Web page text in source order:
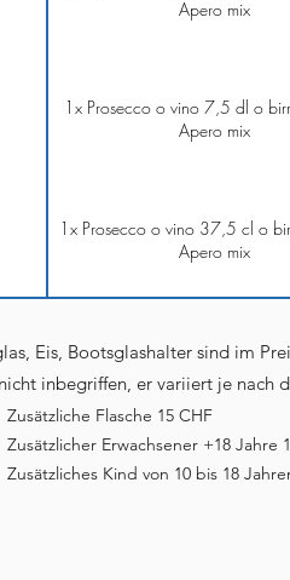
Apero mix
1x Prosecco o vino 7,5 dl o
Apero mix
1x Prosecco o vino 37,5 cl o
Apero mix
Eis, Bootsglashalter sind im
inbegriffen, er variiert je
Zusätzliche Flasche 15 CHF
Zusätzlicher Erwachsener +18 Jahre
Zusätzliches Kind von 10 bis 18